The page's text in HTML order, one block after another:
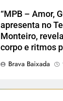
“MPB – Amor,
apresenta no
Monteiro,
corpo e ritmos
Brava Baixada